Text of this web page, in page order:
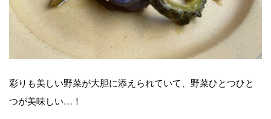
彩りも美しい野菜が大胆に添えられていて、野菜ひとつひと
つが美味しい…！